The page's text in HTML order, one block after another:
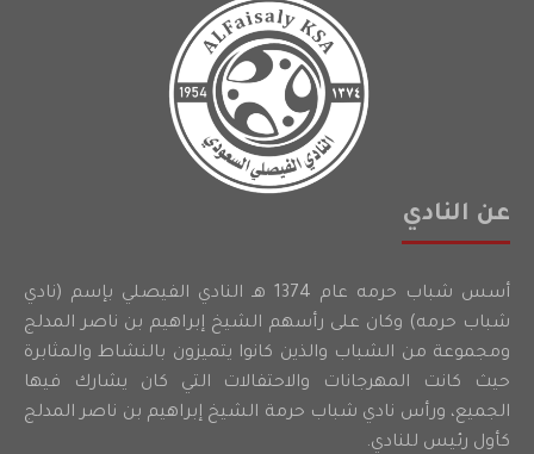
عن النادي
أسس شباب حرمه عام 1374 هـ النادي الفيصلي بإسم (نادي
شباب حرمه) وكان على رأسهم الشيخ إبراهيم بن ناصر المدلج
ومجموعة من الشباب والذين كانوا يتميزون بالنشاط والمثابرة
حيث كانت المهرجانات والاحتفالات التي كان يشارك فيها
الجميع، ورأس نادي شباب حرمة الشيخ إبراهيم بن ناصر المدلج
كأول رئيس للنادي.